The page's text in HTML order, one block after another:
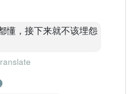
懂，接下来就不该埋怨